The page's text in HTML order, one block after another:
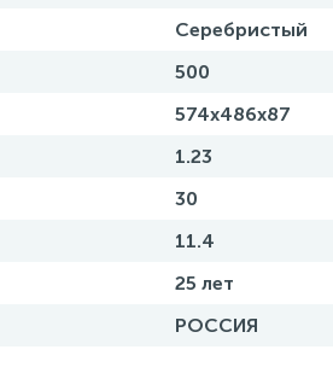
Серебристый
500
574х486х87
1.23
30
11.4
25 лет
РОССИЯ